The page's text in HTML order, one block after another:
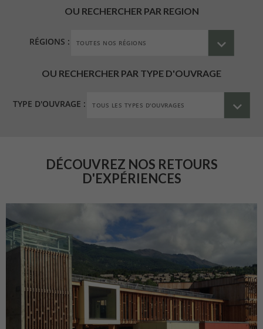
OU RECHERCHER PAR REGION
RÉGIONS :
OU RECHERCHER PAR TYPE D'OUVRAGE
TYPE D'OUVRAGE :
DÉCOUVREZ NOS RETOURS
D'EXPÉRIENCES